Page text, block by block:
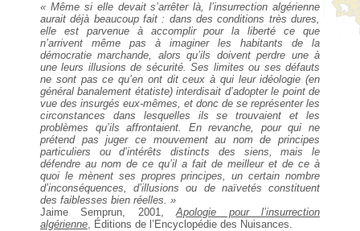
« Même si elle devait s’arrêter là, l’insurrection algérienne
aurait déjà beaucoup fait : dans des conditions très dures,
elle est parvenue à accomplir pour la liberté ce que
n’arrivent même pas à imaginer les habitants de la
démocratie marchande, alors qu’ils doivent perdre une à
une leurs illusions de sécurité. Ses limites ou ses défauts
ne sont pas ce qu’en ont dit ceux à qui leur idéologie (en
général banalement étatiste) interdisait d’adopter le point de
vue des insurgés eux-mêmes, et donc de se représenter les
circonstances dans lesquelles ils se trouvaient et les
problèmes qu’ils affrontaient. En revanche, pour qui ne
prétend pas juger ce mouvement au nom de principes
particuliers ou d’intérêts distincts des siens, mais le
défendre au nom de ce qu’il a fait de meilleur et de ce à
quoi le mènent ses propres principes, un certain nombre
d’inconséquences, d’illusions ou de naïvetés constituent
des faiblesses bien réelles. »
Jaime Semprun, 2001,Apologie pour l’insurrection
algérienne, Éditions de l’Encyclopédie des Nuisances.